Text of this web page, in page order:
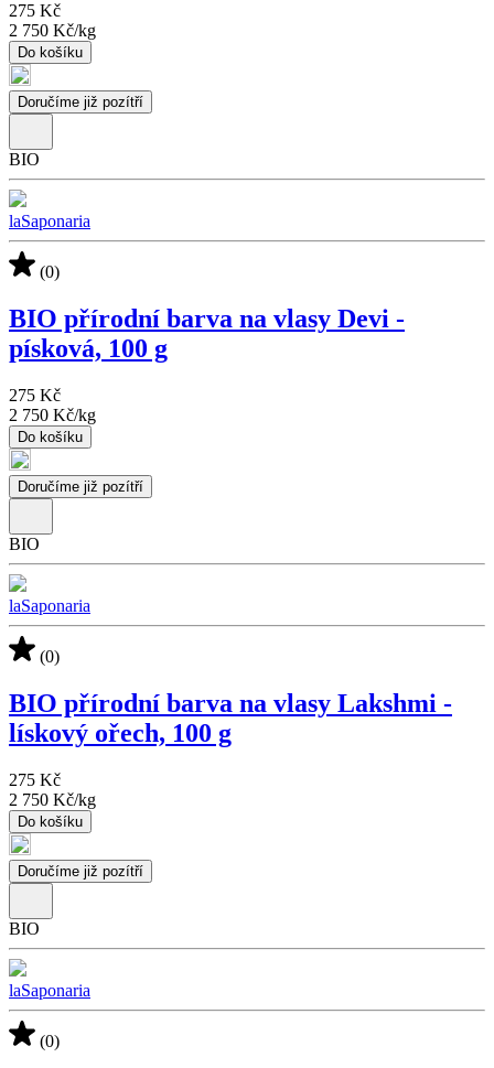
275 Kč
2 750 Kč/kg
Do košíku
Doručíme již pozítří
BIO
laSaponaria
(0)
BIO přírodní barva na vlasy Devi -
písková, 100 g
275 Kč
2 750 Kč/kg
Do košíku
Doručíme již pozítří
BIO
laSaponaria
(0)
BIO přírodní barva na vlasy Lakshmi -
lískový ořech, 100 g
275 Kč
2 750 Kč/kg
Do košíku
Doručíme již pozítří
BIO
laSaponaria
(0)